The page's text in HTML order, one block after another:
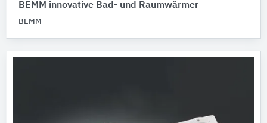
BEMM innovative Bad- und Raumwärmer
BEMM